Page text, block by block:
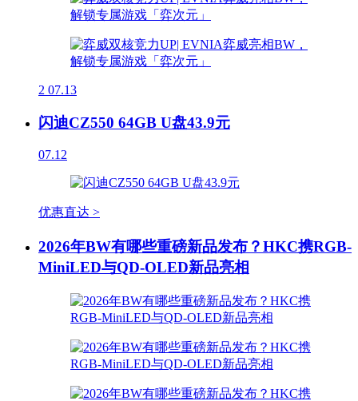
2 07.13
闪迪CZ550 64GB U盘43.9元
07.12
优惠直达 >
2026年BW有哪些重磅新品发布？HKC携RGB-
MiniLED与QD-OLED新品亮相